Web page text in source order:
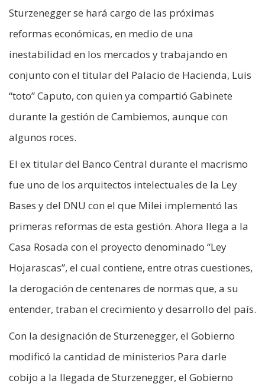
Sturzenegger se hará cargo de las próximas
reformas económicas, en medio de una
inestabilidad en los mercados y trabajando en
conjunto con el titular del Palacio de Hacienda, Luis
“toto” Caputo, con quien ya compartió Gabinete
durante la gestión de Cambiemos, aunque con
algunos roces.
El ex titular del Banco Central durante el macrismo
fue uno de los arquitectos intelectuales de la Ley
Bases y del DNU con el que Milei implementó las
primeras reformas de esta gestión. Ahora llega a la
Casa Rosada con el proyecto denominado “Ley
Hojarascas”, el cual contiene, entre otras cuestiones,
la derogación de centenares de normas que, a su
entender, traban el crecimiento y desarrollo del país.
Con la designación de Sturzenegger, el Gobierno
modificó la cantidad de ministerios Para darle
cobijo a la llegada de Sturzenegger, el Gobierno